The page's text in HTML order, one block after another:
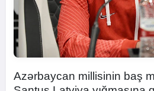
Azərbaycan millisinin baş